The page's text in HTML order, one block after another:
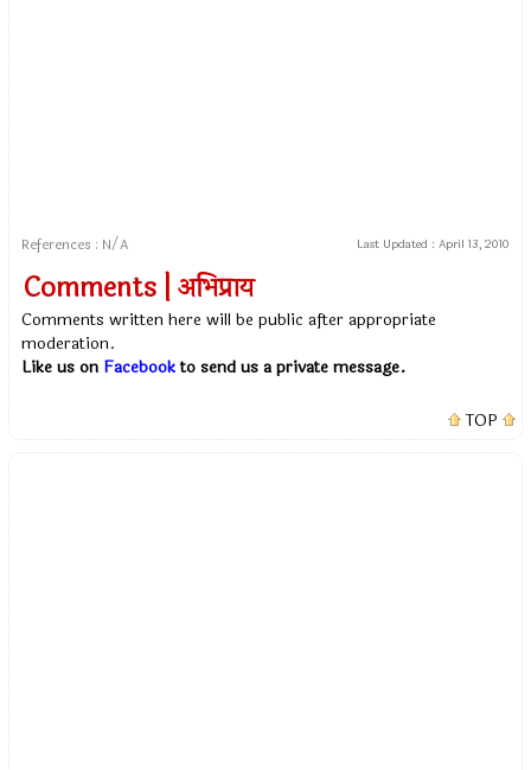
References : N/A Last Updated : April 13, 2010
Comments | अभिप्राय
Comments written here will be public after appropriate
moderation.
Like us on Facebookto send us a private message.
TOP